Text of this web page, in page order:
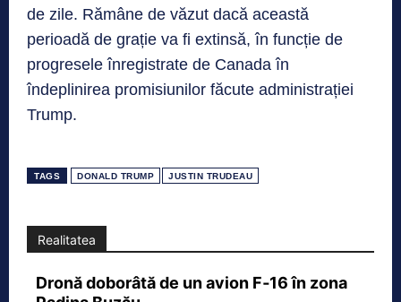
de zile. Rămâne de văzut dacă această
perioadă de grație va fi extinsă, în funcție de
progresele înregistrate de Canada în
îndeplinirea promisiunilor făcute administrației
Trump.
TAGS DONALD TRUMP JUSTIN TRUDEAU
Realitatea
Dronă doborâtă de un avion F‑16 în zona